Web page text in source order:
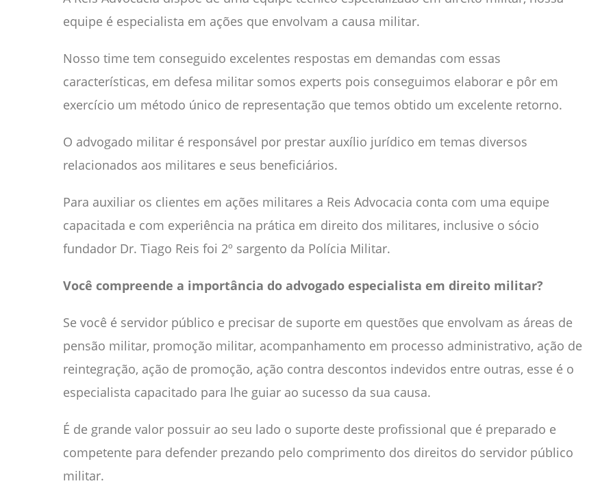
equipe é especialista em ações que envolvam a causa militar.
Nosso time tem conseguido excelentes respostas em demandas com essas
características, em defesa militar somos experts pois conseguimos elaborar e pôr em
exercício um método único de representação que temos obtido um excelente retorno.
O advogado militar é responsável por prestar auxílio jurídico em temas diversos
relacionados aos militares e seus beneficiários.
Para auxiliar os clientes em ações militares a Reis Advocacia conta com uma equipe
capacitada e com experiência na prática em direito dos militares, inclusive o sócio
fundador Dr. Tiago Reis foi 2º sargento da Polícia Militar.
Você compreende a importância do advogado especialista em direito militar?
Se você é servidor público e precisar de suporte em questões que envolvam as áreas de
pensão militar, promoção militar, acompanhamento em processo administrativo, ação de
reintegração, ação de promoção, ação contra descontos indevidos entre outras, esse é o
especialista capacitado para lhe guiar ao sucesso da sua causa.
É de grande valor possuir ao seu lado o suporte deste profissional que é preparado e
competente para defender prezando pelo comprimento dos direitos do servidor público
militar.